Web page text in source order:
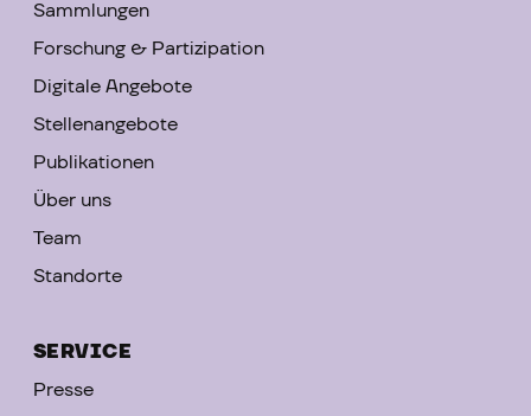
Sammlungen
Forschung & Partizipation
Digitale Angebote
Stellenangebote
Publikationen
Über uns
Team
Standorte
SERVICE
Presse